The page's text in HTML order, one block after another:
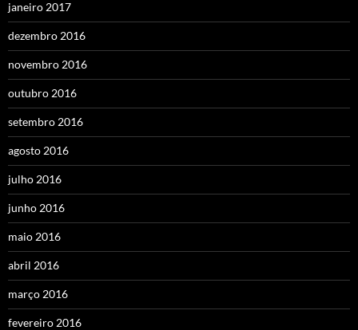
janeiro 2017
dezembro 2016
novembro 2016
outubro 2016
setembro 2016
agosto 2016
julho 2016
junho 2016
maio 2016
abril 2016
março 2016
fevereiro 2016